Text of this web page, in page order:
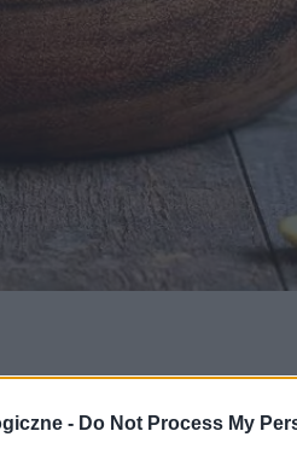
- Do Not Process My
przeanalizowali na